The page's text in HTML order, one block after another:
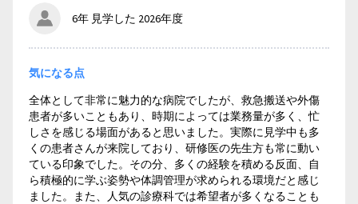
6年 見学した 2026年度
気になる点
全体として非常に魅力的な病院でしたが、救急搬送や外傷
患者が多いこともあり、時期によっては業務量が多く、忙
しさを感じる場面があると思いました。実際に見学中も多
くの患者さんが来院しており、研修医の先生方も常に動い
ている印象でした。その分、多くの経験を積める反面、自
ら積極的に学ぶ姿勢や体調管理が求められる環境だと感じ
ました。また、人気の診療科では希望者が多くなることも